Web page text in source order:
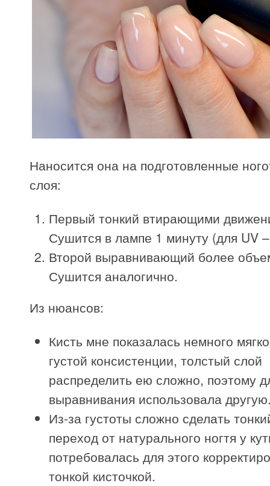
Наносится она на подготовленные
слоя:
Первый тонкий втирающими
Сушится в лампе 1 минуту (для UV
Второй выравнивающий более
Сушится аналогично.
Из нюансов:
Кисть мне показалась немного
густой консистенции, толстый слой
распределить ею сложно, поэтому
выравнивания использовала
Из-за густоты сложно сделать
переход от натурального ногтя у
потребовалась для этого
тонкой кисточкой.